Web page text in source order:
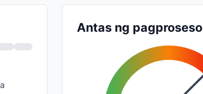
Antas ng pagproseso